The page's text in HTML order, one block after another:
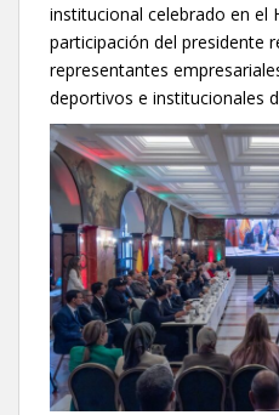
institucional celebrado en el
participación del presidente
representantes
deportivos e institucionales